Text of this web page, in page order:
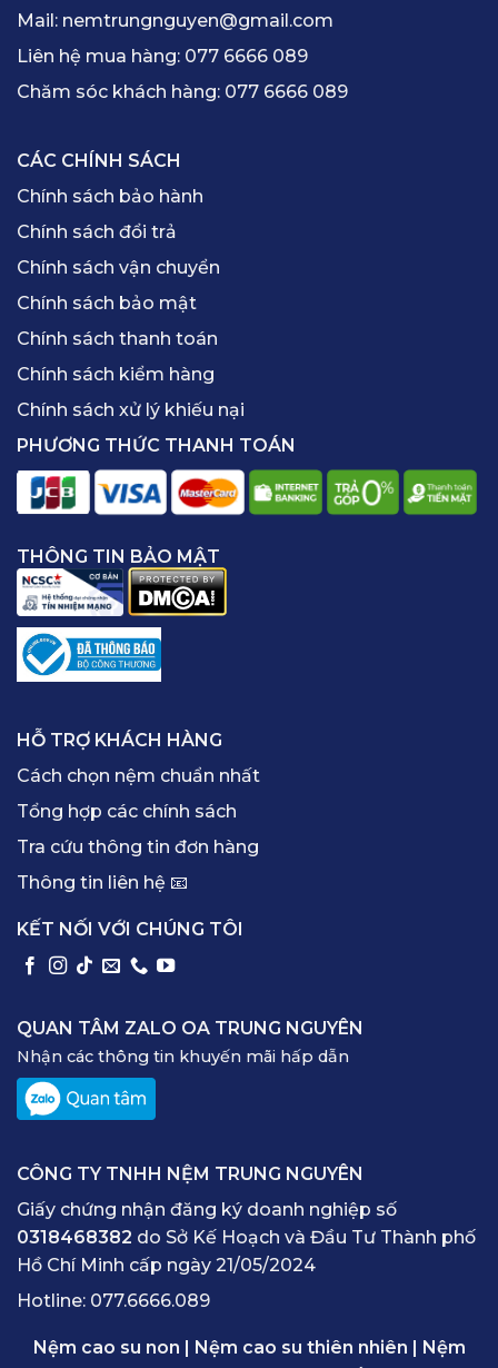
Mail: nemtrungnguyen@gmail.com
Liên hệ mua hàng: 077 6666 089
Chăm sóc khách hàng: 077 6666 089
CÁC CHÍNH SÁCH
Chính sách bảo hành
Chính sách đổi trả
Chính sách vận chuyển
Chính sách bảo mật
Chính sách thanh toán
Chính sách kiểm hàng
Chính sách xử lý khiếu nại
PHƯƠNG THỨC THANH TOÁN
THÔNG TIN BẢO MẬT
HỖ TRỢ KHÁCH HÀNG
Cách chọn nệm chuẩn nhất
Tổng hợp các chính sách
Tra cứu thông tin đơn hàng
Thông tin liên hệ 📧
KẾT NỐI VỚI CHÚNG TÔI
QUAN TÂM ZALO OA TRUNG NGUYÊN
Nhận các thông tin khuyến mãi hấp dẫn
CÔNG TY TNHH NỆM TRUNG NGUYÊN
Giấy chứng nhận đăng ký doanh nghiệp số
0318468382 do Sở Kế Hoạch và Đầu Tư Thành phố
Hồ Chí Minh cấp ngày 21/05/2024
Hotline: 077.6666.089
Nệm cao su non | Nệm cao su thiên nhiên | Nệm